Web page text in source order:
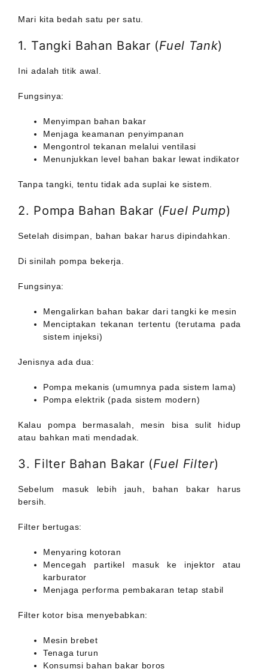
Mari kita bedah satu per satu.
1. Tangki Bahan Bakar (Fuel Tank)
Ini adalah titik awal.
Fungsinya:
Menyimpan bahan bakar
Menjaga keamanan penyimpanan
Mengontrol tekanan melalui ventilasi
Menunjukkan level bahan bakar lewat indikator
Tanpa tangki, tentu tidak ada suplai ke sistem.
2. Pompa Bahan Bakar (Fuel Pump)
Setelah disimpan, bahan bakar harus dipindahkan.
Di sinilah pompa bekerja.
Fungsinya:
Mengalirkan bahan bakar dari tangki ke mesin
Menciptakan tekanan tertentu (terutama pada
sistem injeksi)
Jenisnya ada dua:
Pompa mekanis (umumnya pada sistem lama)
Pompa elektrik (pada sistem modern)
Kalau pompa bermasalah, mesin bisa sulit hidup
atau bahkan mati mendadak.
3. Filter Bahan Bakar (Fuel Filter)
Sebelum masuk lebih jauh, bahan bakar harus
bersih.
Filter bertugas:
Menyaring kotoran
Mencegah partikel masuk ke injektor atau
karburator
Menjaga performa pembakaran tetap stabil
Filter kotor bisa menyebabkan:
Mesin brebet
Tenaga turun
Konsumsi bahan bakar boros